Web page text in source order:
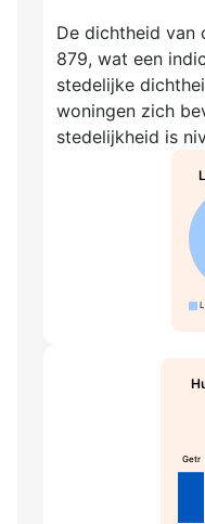
De dichtheid van
879, wat een
stedelijke
woningen zich
stedelijkheid is
Getr